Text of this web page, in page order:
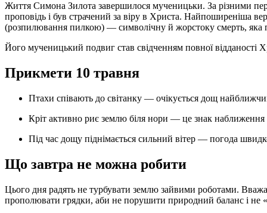
Життя Симона Зилота завершилося мученицьки. За різними
проповідь і був страчений за віру в Христа. Найпоширеніша
(розпилювання пилкою) — символічну й жорстоку смерть, яка
Його мученицький подвиг став свідченням повної відданості
Прикмети 10 травня
Птахи співають до світанку — очікується дощ
Кріт активно риє землю біля нори — це знак
Під час дощу піднімається сильний вітер — погода
Що завтра не можна робити
Цього дня радять не турбувати землю зайвими роботами.
прополювати грядки, аби не порушити природний баланс і не